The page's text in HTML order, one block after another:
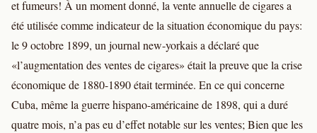
et fumeurs! À un moment donné, la vente annuelle de cigares a
été utilisée comme indicateur de la situation économique du pays:
le 9 octobre 1899, un journal new-yorkais a déclaré que
«l’augmentation des ventes de cigares» était la preuve que la crise
économique de 1880-1890 était terminée. En ce qui concerne
Cuba, même la guerre hispano-américaine de 1898, qui a duré
quatre mois, n’a pas eu d’effet notable sur les ventes; Bien que les